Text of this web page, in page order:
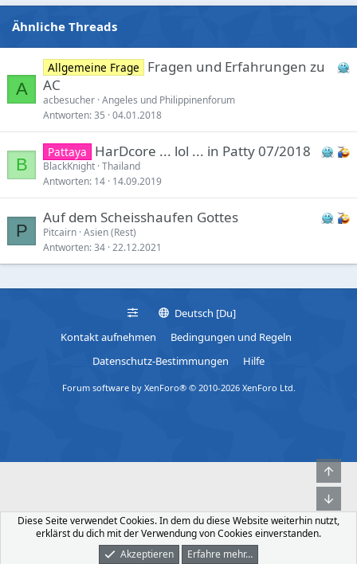
Ähnliche Threads
A
Allgemeine Frage
Fragen und Erfahrungen zu
AC
acbesucher Angeles und Philippinenforum
Antworten 35 04.01.2018
B
Pattaya HarDcore ... lol ... in Patty 07/2018
BlackKnight Thailand
Antworten 14 14.09.2019
P
Auf dem Scheisshaufen Gottes
Pitcairn Asien (Rest)
Antworten 34 22.12.2021
Deutsch [Du]
Kontakt aufnehmen
Bedingungen und Regeln
Datenschutz-Bestimmungen
Hilfe
Forum software by XenForo® © 2010-2026 XenForo Ltd.
Diese Seite verwendet Cookies. In dem du diese Website weiterhin nutzt,
erklärst du dich mit der Verwendung von Cookies einverstanden.
Akzeptieren
Erfahre mehr…